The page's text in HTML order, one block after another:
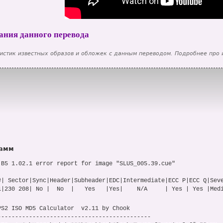
данного перевода
известных образов и обложек с данным переводом. Подробнее про
B5 1.02.1 error report for image "SLUS_005.39.cue"
Sector|Sync|Header|Subheader|EDC|Intermediate|ECC P|ECC